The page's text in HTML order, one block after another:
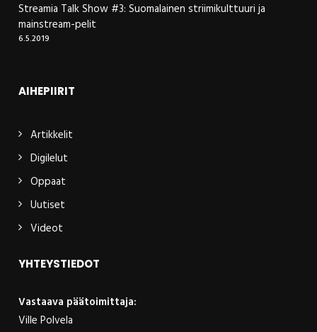
Streamia Talk Show #3: Suomalainen striimikulttuuri ja
mainstream-pelit
6.5.2019
AIHEPIIRIT
Artikkelit
Digilelut
Oppaat
Uutiset
Videot
YHTEYSTIEDOT
Vastaava päätoimittaja:
Ville Polvela